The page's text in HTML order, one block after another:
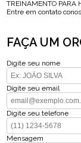
TREINAMENTO PARA
Entre em contato
FAÇA UM
Digite seu nome
Digite seu email
Digite seu telefone
Mensagem